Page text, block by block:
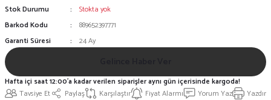
Stok Durumu
Stokta yok
Barkod Kodu
889652397771
Garanti Süresi
24 Ay
Tavsiye Et Paylaş Karşılaştır Fiyat Alarmı Yorum Yaz Yazdır
Hafta içi saat 12:00'a kadar verilen siparişler aynı gün içerisinde kargoda!